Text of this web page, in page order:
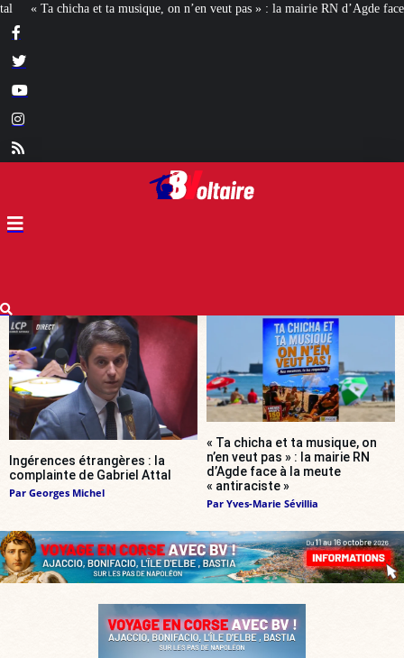
pas » : la mairie RN d’Agde face à la meute « antiraciste » La hausse
Ingérences étrangères : la
complainte de Gabriel Attal
Par Georges Michel
« Ta chicha et ta musique, on
n’en veut pas » : la mairie RN
d’Agde face à la meute
« antiraciste »
Par Yves-Marie Sévillia